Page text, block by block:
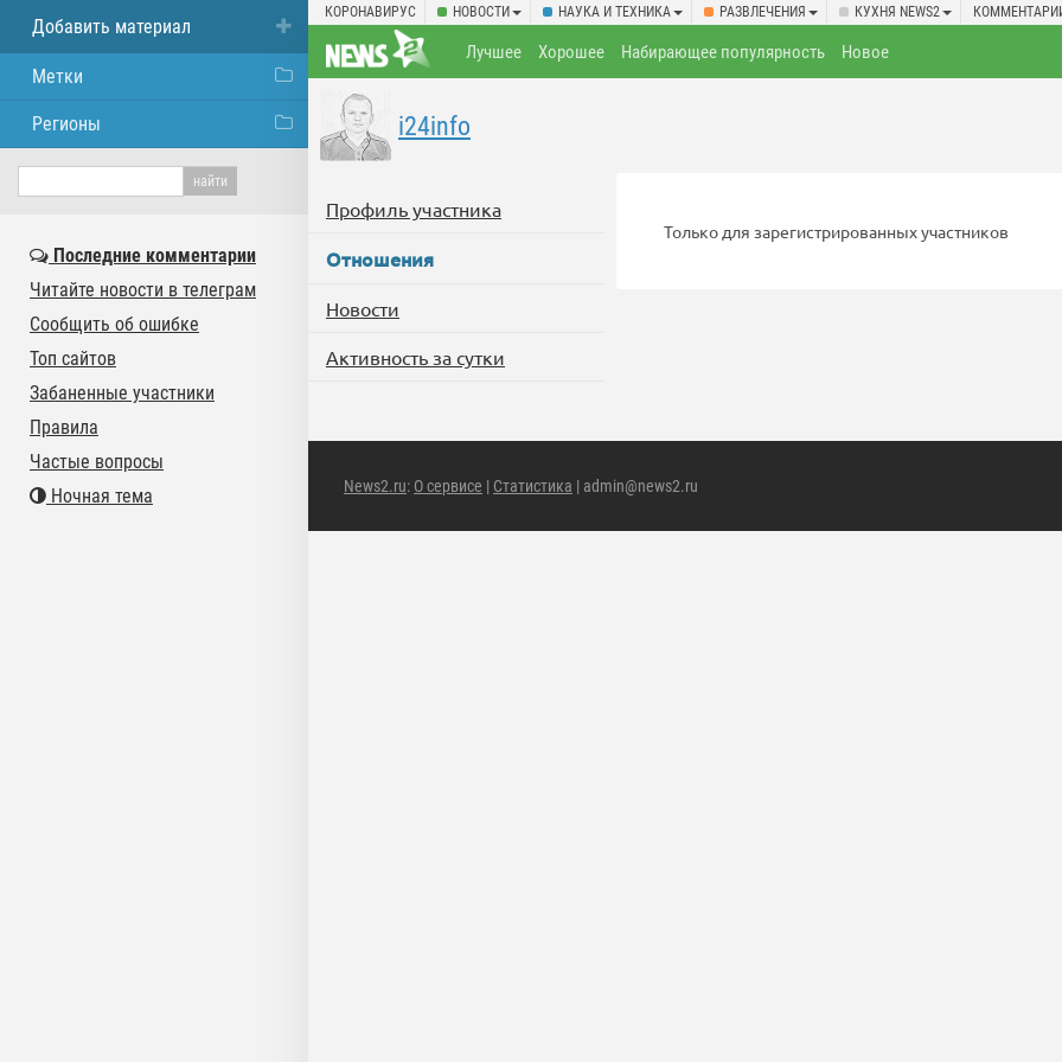
КОРОНАВИРУС НОВОСТИ НАУКА И ТЕХНИКА РАЗВЛЕЧЕНИЯ КУХНЯ NEWS2
Лучшее Хорошее Набирающее популярность Новое
i24info
Профиль участника
Отношения
Новости
Активность за сутки
Только для зарегистрированных участников
News2.ru: О сервисе | Статистика | admin@news2.ru
Добавить материал
Метки
Регионы
Последние комментарии
Читайте новости в телеграм
Сообщить об ошибке
Топ сайтов
Забаненные участники
Правила
Частые вопросы
Ночная тема